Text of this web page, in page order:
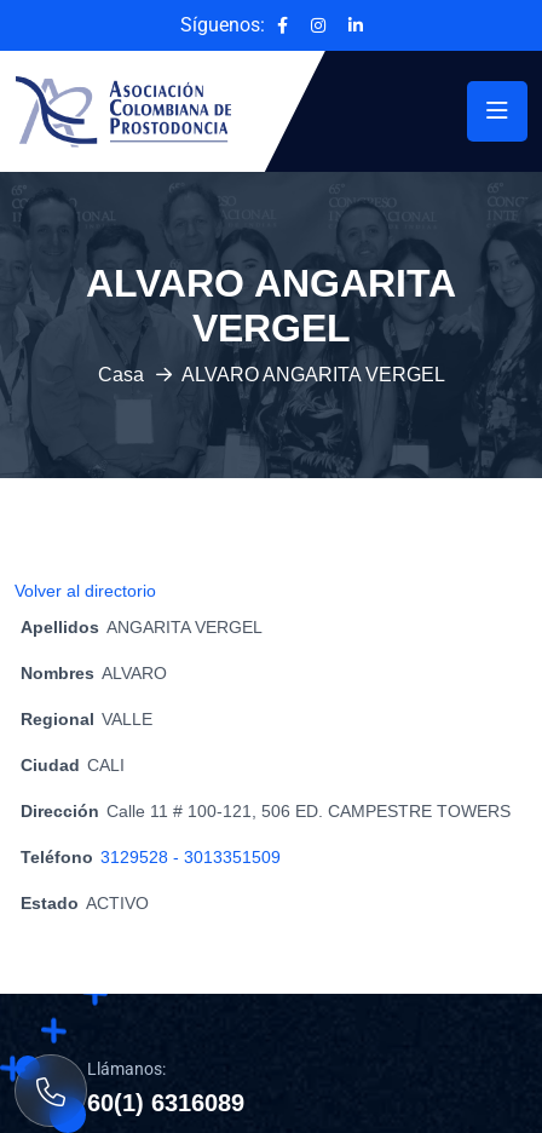
Síguenos:
ALVARO ANGARITA
VERGEL
Casa ALVARO ANGARITA VERGEL
Volver al directorio
Apellidos ANGARITA VERGEL
Nombres ALVARO
Regional VALLE
Ciudad CALI
Dirección Calle 11 # 100-121, 506 ED. CAMPESTRE TOWERS
Teléfono 3129528 - 3013351509
Estado ACTIVO
Llámanos:
60(1) 6316089